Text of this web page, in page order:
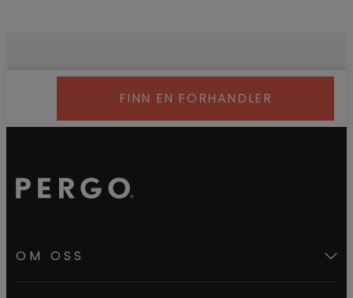
FINN EN FORHANDLER
OM OSS